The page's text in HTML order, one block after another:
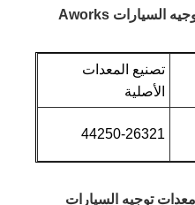
44250-26321 معلمة ترس توجيه السيارات Aworks
تصنيع المعدات
الأصلية
44250-26321
معدات توجيه السيارات